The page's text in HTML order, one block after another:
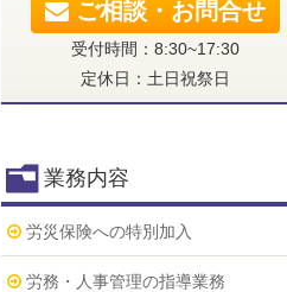
ご相談・お問合せ
受付時間：8:30~17:30
定休日：土日祝祭日
業務内容
労災保険への特別加入
労務・人事管理の指導業務